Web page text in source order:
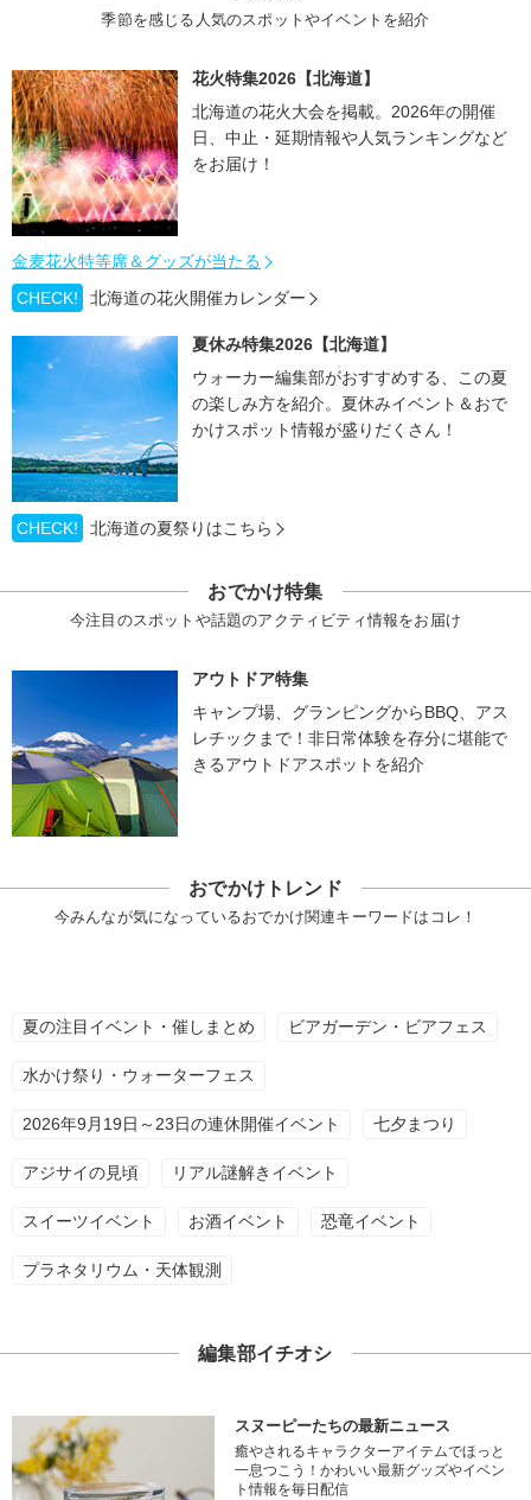
季節を感じる人気のスポットやイベントを紹介
花火特集2026【北海道】
北海道の花火大会を掲載。2026年の開催
日、中止・延期情報や人気ランキングなど
をお届け！
金麦花火特等席＆グッズが当たる
CHECK!
北海道の花火開催カレンダー
夏休み特集2026【北海道】
ウォーカー編集部がおすすめする、この夏
の楽しみ方を紹介。夏休みイベント＆おで
かけスポット情報が盛りだくさん！
CHECK! 北海道の夏祭りはこちら
おでかけ特集
今注目のスポットや話題のアクティビティ情報をお届け
アウトドア特集
キャンプ場、グランピングからBBQ、アス
レチックまで！非日常体験を存分に堪能で
きるアウトドアスポットを紹介
おでかけトレンド
今みんなが気になっているおでかけ関連キーワードはコレ！
夏の注目イベント・催しまとめ ビアガーデン・ビアフェス
水かけ祭り・ウォーターフェス
2026年9月19日～23日の連休開催イベント 七夕まつり
アジサイの見頃 リアル謎解きイベント
スイーツイベント お酒イベント 恐竜イベント
プラネタリウム・天体観測
編集部イチオシ
スヌーピーたちの最新ニュース
癒やされるキャラクターアイテムでほっと
一息つこう！かわいい最新グッズやイベン
ト情報を毎日配信